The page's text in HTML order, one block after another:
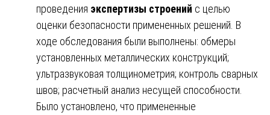
проведения экспертизы строений с целью
оценки безопасности примененных решений. В
ходе обследования были выполнены: обмеры
установленных металлических конструкций;
ультразвуковая толщинометрия; контроль сварных
швов; расчетный анализ несущей способности.
Было установлено, что примененные